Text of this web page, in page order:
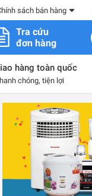
sách bán hàng
Tra cứu
đơn hàng
hàng toàn quốc
chóng, tiện lợi